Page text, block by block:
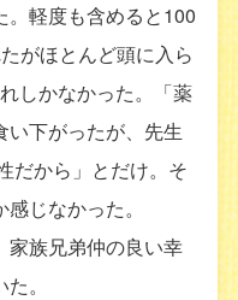
。軽度も含めると100
がほとんど頭に入ら
しかなかった。「薬
い下がったが、先生
だから」とだけ。そ
じなかった。
家族兄弟仲の良い幸
。